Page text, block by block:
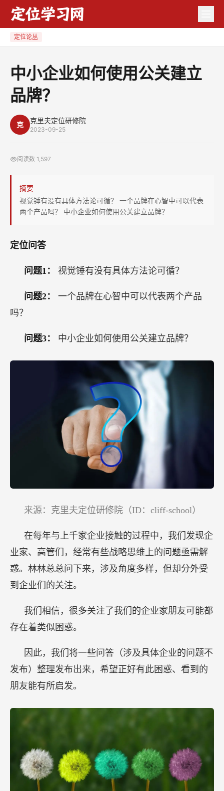
定位论丛
中小企业如何使用公关建立
品牌？
克 克里夫定位研修院
2023-09-25
阅读数 1,597
摘要
视觉锤有没有具体方法论可循？ 一个品牌在心智中可以代表
两个产品吗？ 中小企业如何使用公关建立品牌？
定位问答
问题1： 视觉锤有没有具体方法论可循？
问题2： 一个品牌在心智中可以代表两个产品
吗？
问题3： 中小企业如何使用公关建立品牌？
来源：克里夫定位研修院（ID：cliff-school）
在每年与上千家企业接触的过程中，我们发现企
业家、高管们，经常有些战略思维上的问题亟需解
惑。林林总总问下来，涉及角度多样，但却分外受
到企业们的关注。
我们相信，很多关注了我们的企业家朋友可能都
存在着类似困惑。
因此，我们将一些问答（涉及具体企业的问题不
发布）整理发布出来，希望正好有此困惑、看到的
朋友能有所启发。